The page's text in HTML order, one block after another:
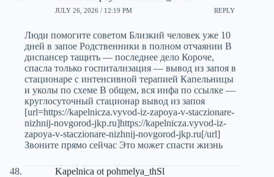
JULY 26, 2026 / 12:19 PM REPLY
Люди помогите советом Близкий человек уже 10
дней в запое Родственники в полном отчаянии В
диспансер тащить — последнее дело Короче,
спасла только госпитализация — вывод из запоя в
стационаре с интенсивной терапией Капельницы
и уколы по схеме В общем, вся инфа по ссылке —
круглосуточный стационар вывод из запоя
[url=https://kapelnicza.vyvod-iz-zapoya-v-staczionare-
nizhnij-novgorod-jkp.ru]https://kapelnicza.vyvod-iz-
zapoya-v-staczionare-nizhnij-novgorod-jkp.ru[/url]
Звоните прямо сейчас Это может спасти жизнь
Kapelnica ot pohmelya_thSl